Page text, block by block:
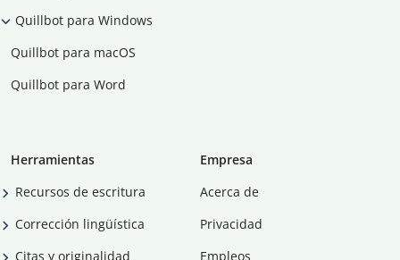
Quillbot para Windows
Quillbot para macOS
Quillbot para Word
Herramientas
Recursos de escritura
Corrección lingüística
Citas y originalidad
Empresa
Acerca de
Privacidad
Empleos